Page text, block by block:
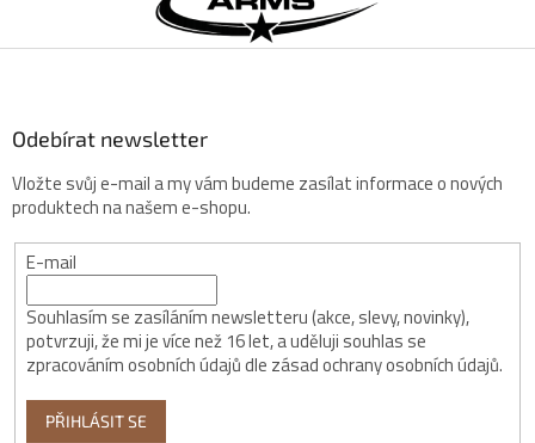
t
Odebírat newsletter
Vložte svůj e-mail a my vám budeme zasílat informace o nových
produktech na našem e-shopu.
E-mail
Souhlasím se zasíláním newsletteru (akce, slevy, novinky),
potvrzuji, že mi je více než 16 let, a uděluji souhlas se
zpracováním osobních údajů dle zásad ochrany osobních údajů.
PŘIHLÁSIT SE